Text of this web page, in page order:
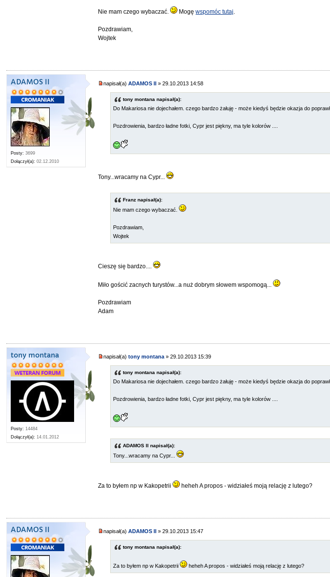
Nie mam czego wybaczać. Mogęwspomóc tutaj.
Pozdrawiam,
Wojtek
ADAMOS II
Posty: 3699
Dołączył(a): 02.12.2010
napisał(a)ADAMOS II » 29.10.2013 14:58
tony montana napisał(a):
Do Makariosa nie dojechałem. czego bardzo żałuję - może kiedyś będzie okazja do
Pozdrowienia, bardzo ładne fotki, Cypr jest piękny, ma tyle kolorów ....
Tony...wracamy na Cypr...
Franz napisał(a):
Nie mam czego wybaczać.
Pozdrawiam,
Wojtek
Cieszę się bardzo....
Miło gościć zacnych turystów...a nuż dobrym słowem wspomogą...
Pozdrawiam
Adam
tony montana
Posty: 14484
Dołączył(a): 14.01.2012
napisał(a)tony montana » 29.10.2013 15:39
tony montana napisał(a):
Do Makariosa nie dojechałem. czego bardzo żałuję - może kiedyś będzie okazja do
Pozdrowienia, bardzo ładne fotki, Cypr jest piękny, ma tyle kolorów ....
ADAMOS II napisał(a):
Tony...wracamy na Cypr...
Za to byłem np w Kakopetrii heheh A propos - widziałeś moją relację z lutego?
ADAMOS II napisał(a)ADAMOS II » 29.10.2013 15:47
tony montana napisał(a):
Za to byłem np w Kakopetrii heheh A propos - widziałeś moją relację z lutego?